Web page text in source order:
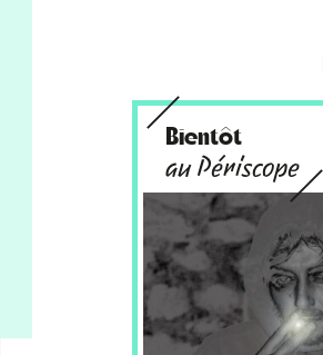
Bientôt
au Périscope